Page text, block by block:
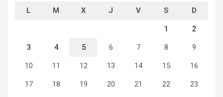
L M X J V S D
1 2
3 4 5 6 7 8 9
10 11 12 13 14 15 16
17 18 19 20 21 22 23